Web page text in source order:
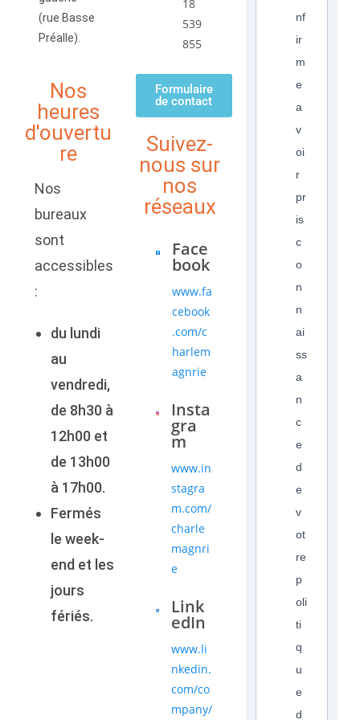
(rue Basse
Préalle).
Nos
heures
d'ouvertu
re
Nos
bureaux
sont
accessibles
:
du lundi
au
vendredi,
de 8h30 à
12h00 et
de 13h00
à 17h00.
Fermés
le week-
end et les
jours
fériés.
18
539
855
Formulaire
de contact
Suivez-
nous sur
nos
réseaux
Face
book
www.fa
cebook
.com/c
harlem
agnrie
Insta
gra
m
www.in
stagra
m.com/
charle
magnri
e
Link
edIn
www.li
nkedin.
com/co
mpany/
nf
ir
m
e
a
v
oi
r
pr
is
c
o
n
n
ai
ss
a
n
c
e
d
e
v
ot
re
p
oli
ti
q
u
e
d